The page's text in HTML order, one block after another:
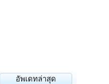
อัพเดทล่าสุด